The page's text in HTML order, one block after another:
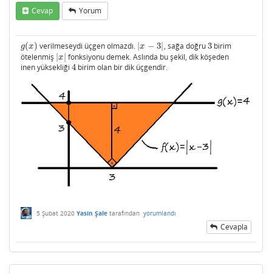
Cevap Yorum
g(x)
g(x) verilmeseydi üçgen olmazdı. |x − 3|
|x −3| , sağa doğru3
3 birim
ötelenmiş x
|x fonksiyonu demek. Aslında bu şekil, dik köşeden
inen yüksekliği 4
4 birim olan bir dik üçgendir.
5 Şubat 2020 Yasin Şale tarafından yorumlandı
Cevapla